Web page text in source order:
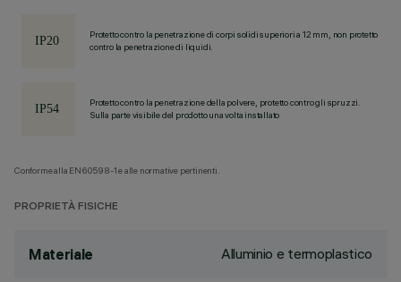
Protetto contro la penetrazione di corpi solidi superiori a 12 mm, non protetto
contro la penetrazione di liquidi.
Protetto contro la penetrazione della polvere, protetto contro gli spruzzi.
Sulla parte visibile del prodotto una volta installato
Conforme alla EN60598-1 e alle normative pertinenti.
PROPRIETÀ FISICHE
Materiale Alluminio e termoplastico